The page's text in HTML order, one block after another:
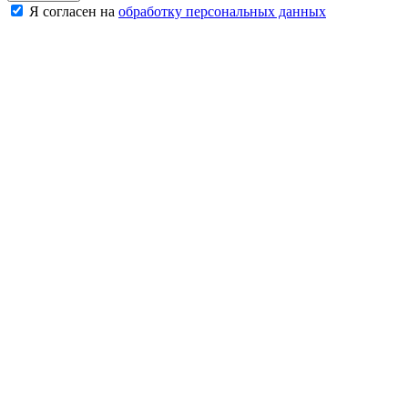
Я согласен на обработку персональных данных